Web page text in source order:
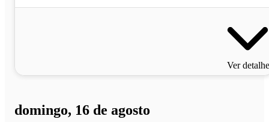
Ver
domingo, 16 de agosto